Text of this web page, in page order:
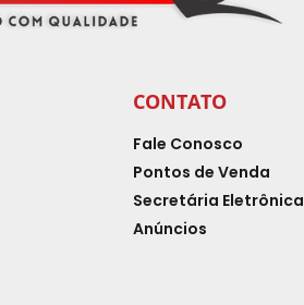
CONTATO
Fale Conosco
Pontos de Venda
Secretária Eletrônica
Anúncios